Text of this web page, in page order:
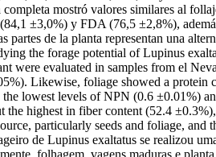
mostró valores similares al
±3,0%) y FDA (76,5 ±2,8%),
de la planta representan una
the forage potential of Lupinus
were evaluated in samples from el
Likewise, foliage showed a protein
lowest levels of NPN (0.6 ±0.01%)
highest in fiber content (52.4
particularly seeds and foliage, and
de Lupinus exaltatus se realizou
folhagem, vagens maduras e